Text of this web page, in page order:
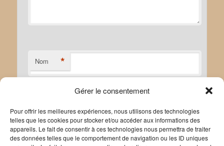
Gérer le consentement
Pour offrir les meilleures expériences, nous utilisons des technologies
telles que les cookies pour stocker et/ou accéder aux informations des
appareils. Le fait de consentir à ces technologies nous permettra de traiter
des données telles que le comportement de navigation ou les ID uniques
Nom *
E-mail *